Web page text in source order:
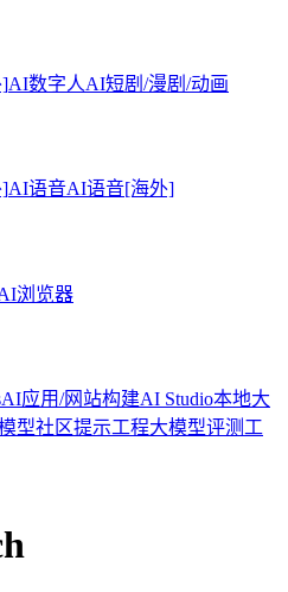
AI数字人AI短剧/漫剧/动画
AI语音AI语音[海外]
浏览器
AI应用/网站构建AI Studio本地大
型社区提示工程大模型评测工